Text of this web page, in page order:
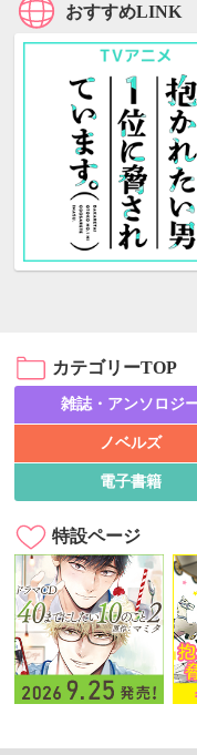
おすすめLINK
カテゴリーTOP
雑誌・アンソロジ
ノベルズ
電子書籍
特設ページ